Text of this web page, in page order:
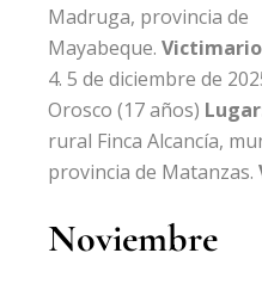
Madruga, provincia de
Mayabeque.
5 de diciembre de
Orosco (17 años)
rural Finca Alcancía,
provincia de Matanzas.
Noviembre